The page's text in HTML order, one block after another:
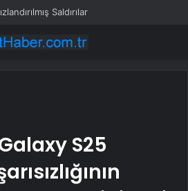
Saldırılar
S25